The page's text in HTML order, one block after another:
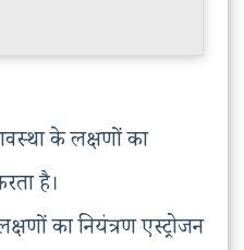
के लक्षणों का
है।
का नियंत्रण एस्ट्रोजन